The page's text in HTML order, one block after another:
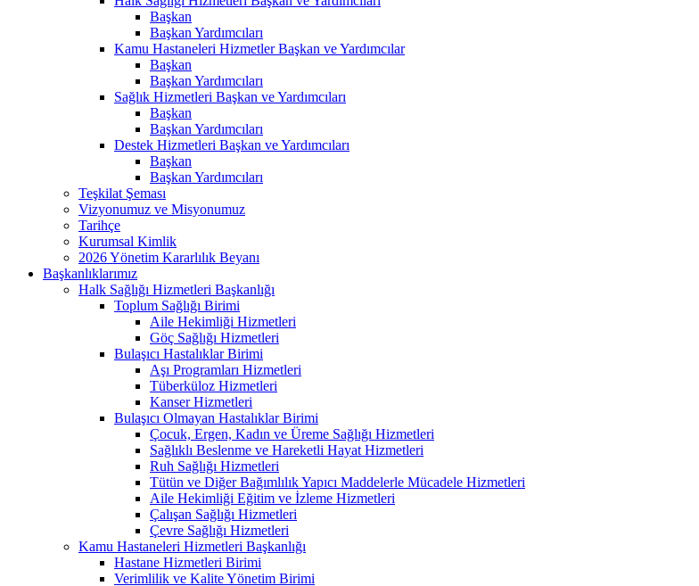
Başkan
Başkan Yardımcıları
Kamu Hastaneleri Hizmetler Başkan ve Yardımcılar
Başkan
Başkan Yardımcıları
Sağlık Hizmetleri Başkan ve Yardımcıları
Başkan
Başkan Yardımcıları
Destek Hizmetleri Başkan ve Yardımcıları
Başkan
Başkan Yardımcıları
Teşkilat Şeması
Vizyonumuz ve Misyonumuz
Tarihçe
Kurumsal Kimlik
2026 Yönetim Kararlılık Beyanı
Başkanlıklarımız
Halk Sağlığı Hizmetleri Başkanlığı
Toplum Sağlığı Birimi
Aile Hekimliği Hizmetleri
Göç Sağlığı Hizmetleri
Bulaşıcı Hastalıklar Birimi
Aşı Programları Hizmetleri
Tüberküloz Hizmetleri
Kanser Hizmetleri
Bulaşıcı Olmayan Hastalıklar Birimi
Çocuk, Ergen, Kadın ve Üreme Sağlığı Hizmetleri
Sağlıklı Beslenme ve Hareketli Hayat Hizmetleri
Ruh Sağlığı Hizmetleri
Tütün ve Diğer Bağımlılık Yapıcı Maddelerle Mücadele Hizmetleri
Aile Hekimliği Eğitim ve İzleme Hizmetleri
Çalışan Sağlığı Hizmetleri
Çevre Sağlığı Hizmetleri
Kamu Hastaneleri Hizmetleri Başkanlığı
Hastane Hizmetleri Birimi
Verimlilik ve Kalite Yönetim Birimi